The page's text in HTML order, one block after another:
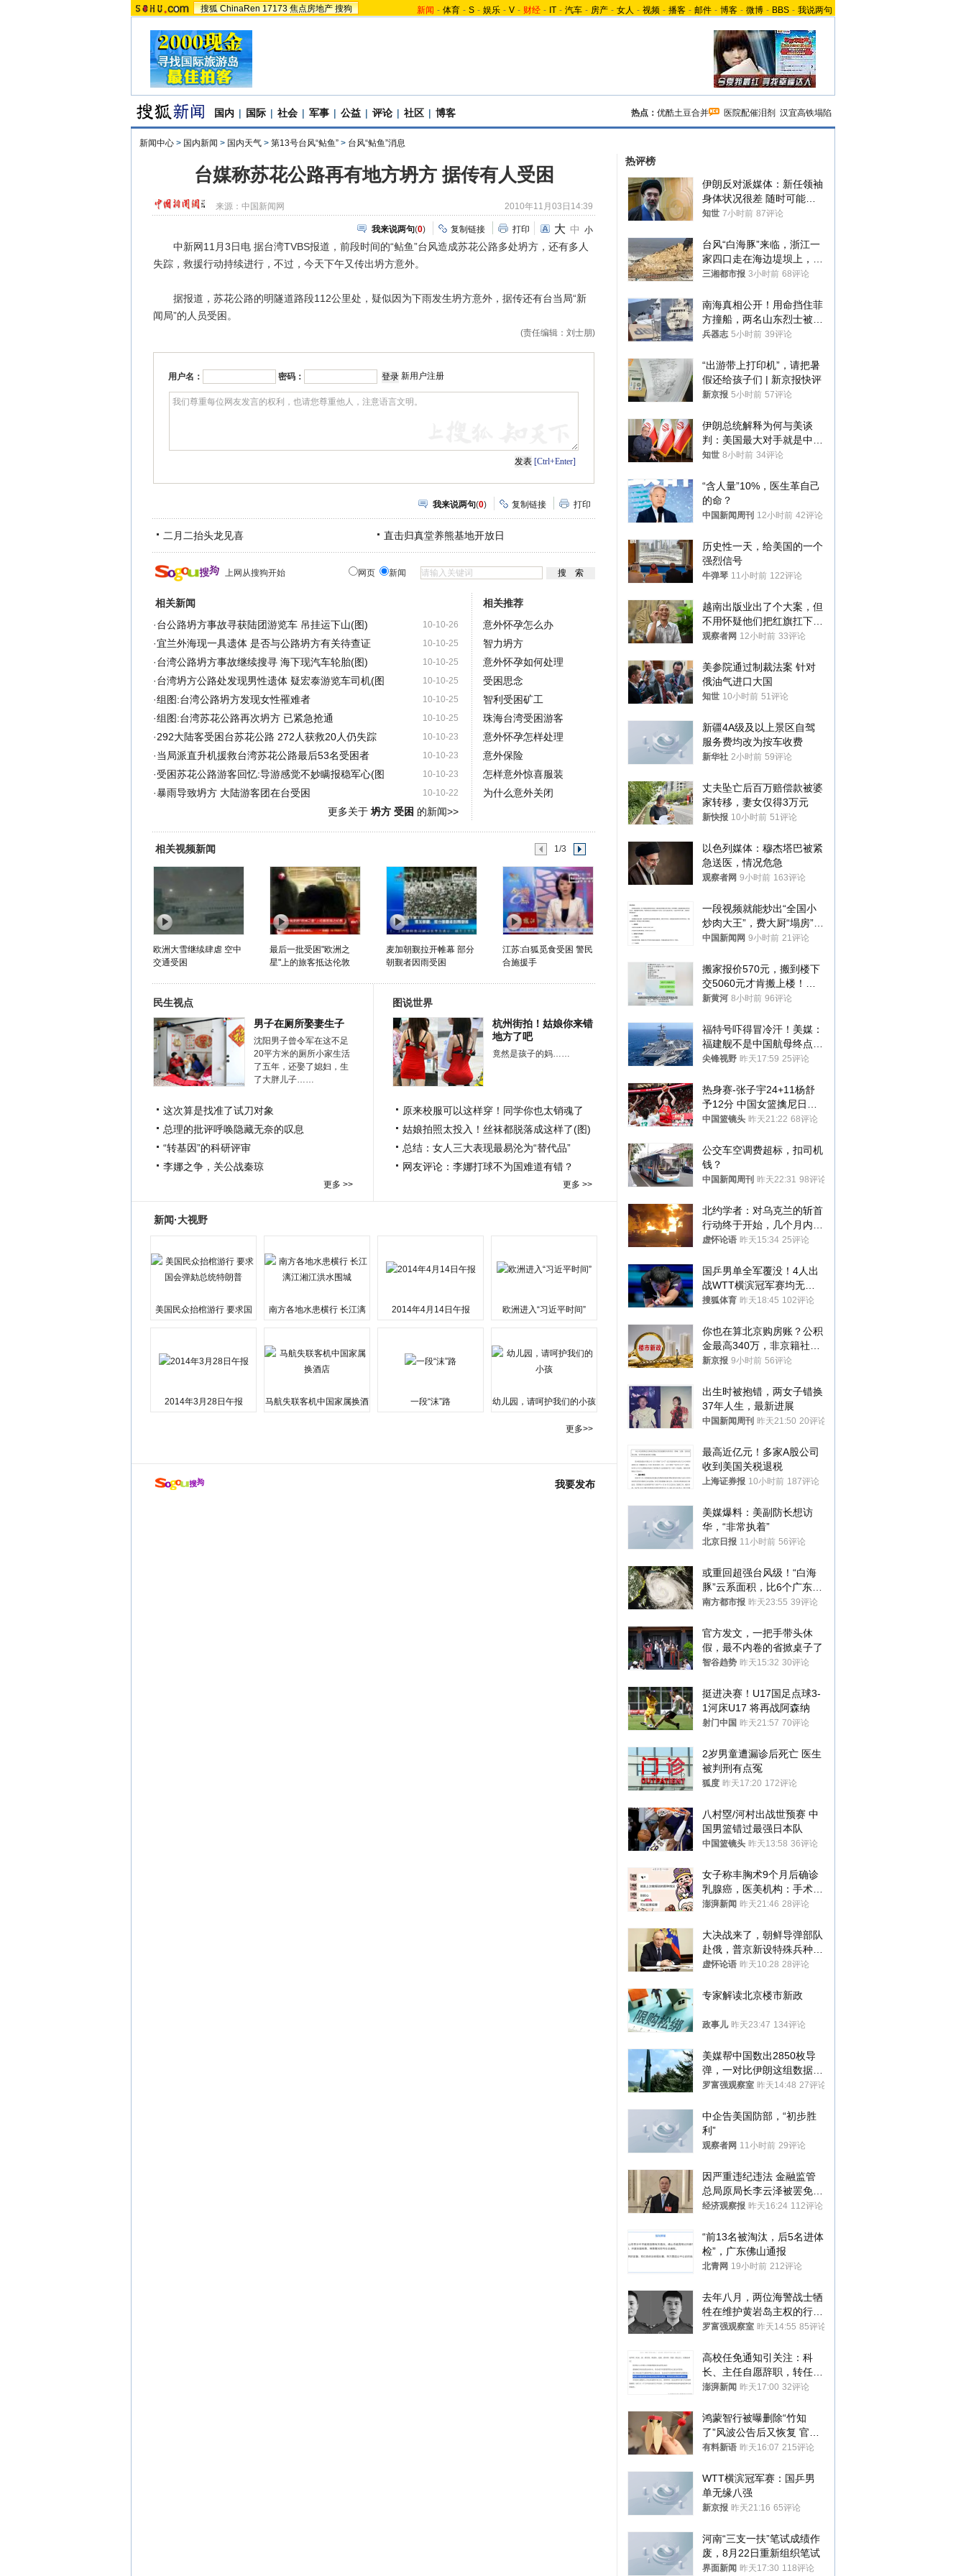
搜狐 ChinaRen 17173 焦点房地产 搜狗 新闻 - 体育 - S - 娱乐 - V - 财经 - IT - 汽车 - 房产 - 女人 - 视频 - 播客 - 邮件 - 博客 - 微博 - BBS - 我说两句
国内 | 国际 | 社会 | 军事 | 公益 | 评论 | 社区 | 博客 热点： 优酷土豆合并 医院配催泪剂 汉宜高铁塌陷
新闻中心 > 国内新闻 > 国内天气 > 第13号台风“鲇鱼” > 台风“鲇鱼”消息
台媒称苏花公路再有地方坍方 据传有人受困
来源： 中国新闻网 2010年11月03日14:39
我来说两句(0) 复制链接 打印 大 中 小
中新网11月3日电 据台湾TVBS报道，前段时间的“鲇鱼”台风造成苏花公路多处坍方，还有多人
失踪，救援行动持续进行，不过，今天下午又传出坍方意外。
据报道，苏花公路的明隧道路段112公里处，疑似因为下雨发生坍方意外，据传还有台当局“新
闻局”的人员受困。
(责任编辑：刘士朋)
用户名： 密码： 新用户注册
[Ctrl+Enter]
我来说两句(0) 复制链接 打印
二月二抬头龙见喜 直击归真堂养熊基地开放日
上网从搜狗开始 网页 新闻
相关新闻
10-10-26
·台公路坍方事故寻获陆团游览车 吊挂运下山(图)
10-10-25
·宜兰外海现一具遗体 是否与公路坍方有关待查证
10-10-25
·台湾公路坍方事故继续搜寻 海下现汽车轮胎(图)
10-10-25
·台湾坍方公路处发现男性遗体 疑宏泰游览车司机(图
10-10-25
·组图:台湾公路坍方发现女性罹难者
10-10-25
·组图:台湾苏花公路再次坍方 已紧急抢通
10-10-23
·292大陆客受困台苏花公路 272人获救20人仍失踪
10-10-23
·当局派直升机援救台湾苏花公路最后53名受困者
10-10-23
·受困苏花公路游客回忆:导游感觉不妙瞒报稳军心(图
10-10-22
·暴雨导致坍方 大陆游客团在台受困
更多关于 坍方 受困 的新闻>>
相关推荐
意外怀孕怎么办
智力坍方
意外怀孕如何处理
受困思念
智利受困矿工
珠海台湾受困游客
意外怀孕怎样处理
意外保险
怎样意外惊喜服装
为什么意外关闭
相关视频新闻 1/3
欧洲大雪继续肆虐 空中
交通受困
最后一批受困"欧洲之
星"上的旅客抵达伦敦
麦加朝觐拉开帷幕 部分
朝觐者因雨受困
江苏:白狐觅食受困 警民
合施援手
民生视点
男子在厕所娶妻生子
沈阳男子曾令军在这不足
20平方米的厕所小家生活
了五年，还娶了媳妇，生
了大胖儿子……
这次算是找准了试刀对象
总理的批评呼唤隐藏无奈的叹息
“转基因”的科研评审
李娜之争，关公战秦琼
更多 >>
图说世界
杭州街拍！姑娘你来错
地方了吧
竟然是孩子的妈……
原来校服可以这样穿！同学你也太销魂了
姑娘拍照太投入！丝袜都脱落成这样了(图)
总结：女人三大表现最易沦为“替代品”
网友评论：李娜打球不为国难道有错？
更多 >>
新闻·大视野
美国民众抬棺游行 要求国
南方各地水患横行 长江漓
2014年4月14日午报 欧洲进入“习近平时间”
2014年3月28日午报
马航失联客机中国家属换酒
一段“沫”路 幼儿园，请呵护我们的小孩
更多>>
我要发布
热评榜
伊朗反对派媒体：新任领袖
身体状况很差 随时可能离
世
知世 7小时前 87评论
台风“白海豚”来临，浙江一
家四口走在海边堤坝上，其
中9岁男孩被巨浪卷入海
三湘都市报 3小时前 68评论
南海真相公开！用命挡住菲
方撞船，两名山东烈士被授
武警最高荣誉
兵器志 5小时前 39评论
“出游带上打印机”，请把暑
假还给孩子们 | 新京报快评
新京报 5小时前 57评论
伊朗总统解释为何与美谈
判：美国最大对手就是中
国，但他们也在对话
知世 8小时前 34评论
“含人量”10%，医生革自己
的命？
中国新闻周刊 12小时前 42评论
历史性一天，给美国的一个
强烈信号
牛弹琴 11小时前 122评论
越南出版业出了个大案，但
不用怀疑他们把红旗扛下去
的决心
观察者网 12小时前 33评论
美参院通过制裁法案 针对
俄油气进口大国
知世 10小时前 51评论
新疆4A级及以上景区自驾
服务费均改为按车收费
新华社 2小时前 59评论
丈夫坠亡后百万赔偿款被婆
家转移，妻女仅得3万元
新快报 10小时前 51评论
以色列媒体：穆杰塔巴被紧
急送医，情况危急
观察者网 9小时前 163评论
一段视频就能炒出“全国小
炒肉大王”，费大厨“塌房”了
吗？
中国新闻网 9小时前 21评论
搬家报价570元，搬到楼下
交5060元才肯搬上楼！女
子傻眼了……
新黄河 8小时前 96评论
福特号吓得冒冷汗！美媒：
福建舰不是中国航母终点，
而是新起点！
尖锋视野 昨天17:59 25评论
热身赛-张子宇24+11杨舒
予12分 中国女篮擒尼日利
亚
中国篮镜头 昨天21:22 68评论
公交车空调费超标，扣司机
钱？
中国新闻周刊 昨天22:31 98评论
北约学者：对乌克兰的斩首
行动终于开始，几个月内乌
将投降
虚怀论语 昨天15:34 25评论
国乒男单全军覆没！4人出
战WTT横滨冠军赛均无缘
八强
搜狐体育 昨天18:45 102评论
你也在算北京购房账？公积
金最高340万，非京籍社保
1年
新京报 9小时前 56评论
出生时被抱错，两女子错换
37年人生，最新进展
中国新闻周刊 昨天21:50 20评论
最高近亿元！多家A股公司
收到美国关税退税
上海证券报 10小时前 187评论
美媒爆料：美副防长想访
华，“非常执着”
北京日报 11小时前 56评论
或重回超强台风级！“白海
豚”云系面积，比6个广东还
大！深圳官方：注意这件事
南方都市报 昨天23:55 39评论
官方发文，一把手带头休
假，最不内卷的省掀桌子了
智谷趋势 昨天15:32 30评论
挺进决赛！U17国足点球3-
1河床U17 将再战阿森纳
射门中国 昨天21:57 70评论
2岁男童遭漏诊后死亡 医生
被判刑有点冤
狐度 昨天17:20 172评论
八村塁/河村出战世预赛 中
国男篮错过最强日本队
中国篮镜头 昨天13:58 36评论
女子称丰胸术9个月后确诊
乳腺癌，医美机构：手术不
可能引发癌症，建议走司法
澎湃新闻 昨天21:46 28评论
大决战来了，朝鲜导弹部队
赴俄，普京新设特殊兵种，
76岁老将扛旗
虚怀论语 昨天10:28 28评论
专家解读北京楼市新政
政事儿 昨天23:47 134评论
美媒帮中国数出2850枚导
弹，一对比伊朗这组数据，
发现出大事了
罗富强观察室 昨天14:48 27评论
中企告美国防部，“初步胜
利”
观察者网 11小时前 29评论
因严重违纪违法 金融监管
总局原局长李云泽被罢免全
国人大代表
经济观察报 昨天16:24 112评论
“前13名被淘汰，后5名进体
检”，广东佛山通报
北青网 19小时前 212评论
去年八月，两位海警战士牺
牲在维护黄岩岛主权的行动
中
罗富强观察室 昨天14:55 85评论
高校任免通知引关注：科
长、主任自愿辞职，转任思
政辅导员
澎湃新闻 昨天17:00 32评论
鸿蒙智行被曝删除“竹知
了”风波公告后又恢复 官媒
曾力挺：劝华为要大度的，
有料新语 昨天16:07 215评论
WTT横滨冠军赛：国乒男
单无缘八强
新京报 昨天21:16 65评论
河南“三支一扶”笔试成绩作
废，8月22日重新组织笔试
界面新闻 昨天17:30 118评论